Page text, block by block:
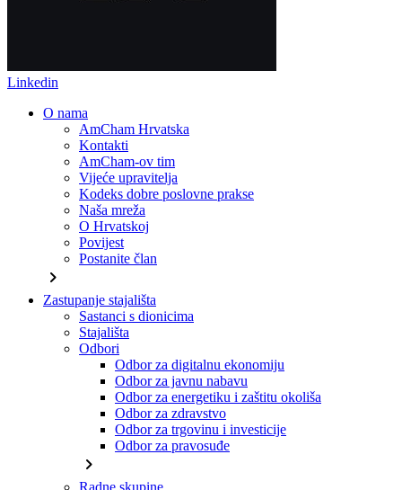
Linkedin
O nama
AmCham Hrvatska
Kontakti
AmCham-ov tim
Vijeće upravitelja
Kodeks dobre poslovne prakse
Naša mreža
O Hrvatskoj
Povijest
Postanite član
chevron_right
Zastupanje stajališta
Sastanci s dionicima
Stajališta
Odbori
Odbor za digitalnu ekonomiju
Odbor za javnu nabavu
Odbor za energetiku i zaštitu okoliša
Odbor za zdravstvo
Odbor za trgovinu i investicije
Odbor za pravosuđe
chevron_right
Radne skupine